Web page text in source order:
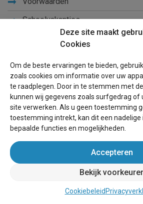
Deze site maakt
Cookies
Om de beste ervaringen te bieden,
zoals cookies om informatie over uw
te raadplegen. Door in te stemmen met
kunnen wij gegevens zoals surfgedrag of
site verwerken. Als u geen toestemming
toestemming intrekt, kan dit een nadelige
bepaalde functies en mogelijkheden.
Accepteren
Bekijk
Cookiebeleid
Schoolvakanties
Handleiding vakantiehuis kopen
Leer ons kennen
Privacy
Links